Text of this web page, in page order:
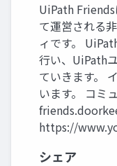
UiPath
て運営される
ィです。
行い、UiPath
ていきます。
います。 コミ
https://
シェア